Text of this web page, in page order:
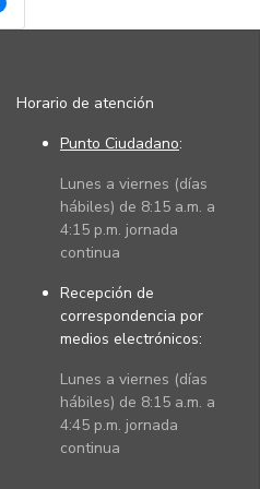
Horario de atención
Punto Ciudadano:
Lunes a viernes (días
hábiles) de 8:15 a.m. a
4:15 p.m. jornada
continua
Recepción de
correspondencia por
medios electrónicos:
Lunes a viernes (días
hábiles) de 8:15 a.m. a
4:45 p.m. jornada
continua